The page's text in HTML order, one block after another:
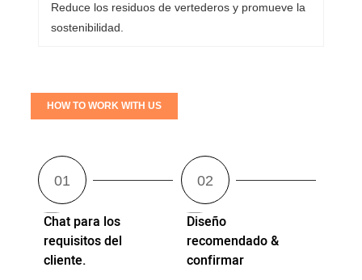
Reduce los residuos de vertederos y promueve la
sostenibilidad.
HOW TO WORK WITH US
Chat para los
requisitos del
cliente.
Diseño
recomendado &
confirmar